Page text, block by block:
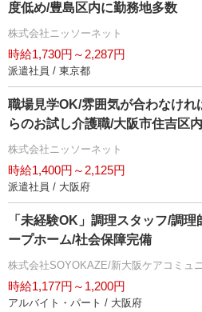
度低め/豊島区内に勤務地多数
株式会社ニッソーネット
時給1,730円～2,287円
派遣社員 / 東京都
職場見学OK/雰囲気が合わなけ
らのお試し介護職/大阪市住吉区
株式会社ニッソーネット
時給1,400円～2,125円
派遣社員 / 大阪府
「未経験OK」調理スタッフ/調
ープホーム/社会保障完備
株式会社SOYOKAZE/新大阪ケアコミュ
時給1,177円～1,200円
アルバイト・パート / 大阪府